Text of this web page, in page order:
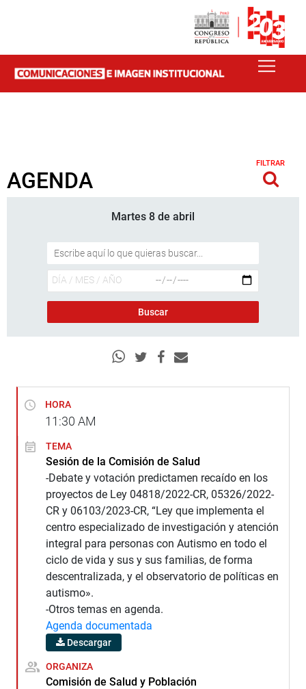
AGENDA
FILTRAR
Martes 8 de abril
HORA
11:30 AM
TEMA
Sesión de la Comisión de Salud
-Debate y votación predictamen recaído en los
proyectos de Ley 04818/2022-CR, 05326/2022-
CR y 06103/2023-CR, “Ley que implementa el
centro especializado de investigación y atención
integral para personas con Autismo en todo el
ciclo de vida y sus y sus familias, de forma
descentralizada, y el observatorio de políticas en
autismo».
-Otros temas en agenda.
Agenda documentada
Descargar
ORGANIZA
Comisión de Salud y Población